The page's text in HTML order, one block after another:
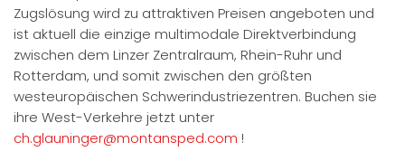
Zugslösung wird zu attraktiven Preisen angeboten und
ist aktuell die einzige multimodale Direktverbindung
zwischen dem Linzer Zentralraum, Rhein-Ruhr und
Rotterdam, und somit zwischen den größten
westeuropäischen Schwerindustriezentren. Buchen sie
ihre West-Verkehre jetzt unter
ch.glauninger@montansped.com !